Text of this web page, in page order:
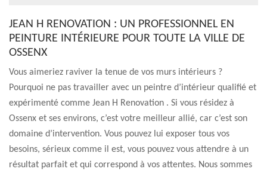
JEAN H RENOVATION : UN PROFESSIONNEL EN
PEINTURE INTÉRIEURE POUR TOUTE LA VILLE DE
OSSENX
Vous aimeriez raviver la tenue de vos murs intérieurs ?
Pourquoi ne pas travailler avec un peintre d’intérieur qualifié et
expérimenté comme Jean H Renovation . Si vous résidez à
Ossenx et ses environs, c’est votre meilleur allié, car c’est son
domaine d’intervention. Vous pouvez lui exposer tous vos
besoins, sérieux comme il est, vous pouvez vous attendre à un
résultat parfait et qui correspond à vos attentes. Nous sommes